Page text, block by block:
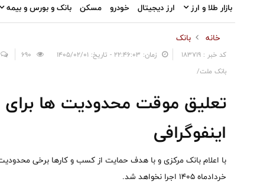
بازار طلا و ارز ارز دیجیتال خودرو مسکن بانک و بورس و بیمه
خانه بانک
کد خبر : 183719 زمان: ۲۲:۴۶:۰۳ - تاریخ: ۱۴۰۵/۰۲/۰۱
بانک ملت/
تعلیق موقت محدودیت ها
اینفوگرافی
خردادماه ۱۴۰۵ اجرا نخواهد شد.